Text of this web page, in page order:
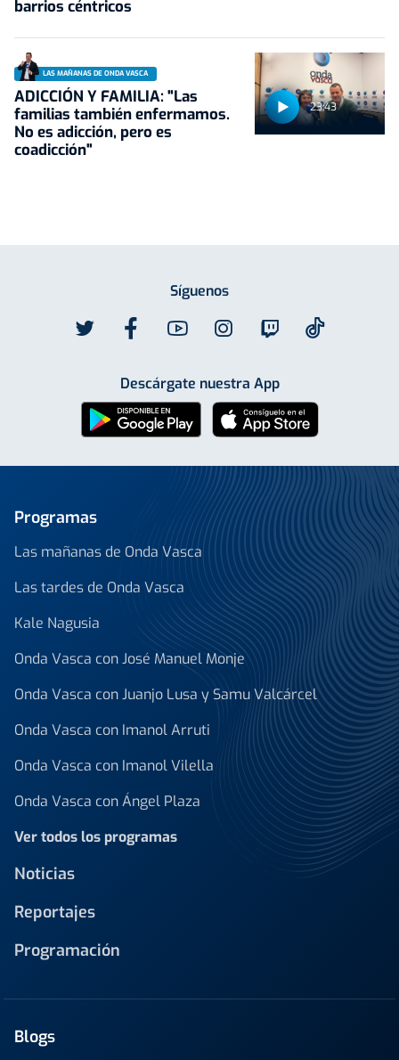
barrios céntricos
23:43
LAS MAÑANAS DE ONDA VASCA
ADICCIÓN Y FAMILIA: "Las
familias también enfermamos.
No es adicción, pero es
coadicción"
Síguenos
Descárgate nuestra App
Programas
Las mañanas de Onda Vasca
Las tardes de Onda Vasca
Kale Nagusia
Onda Vasca con José Manuel Monje
Onda Vasca con Juanjo Lusa y Samu Valcárcel
Onda Vasca con Imanol Arruti
Onda Vasca con Imanol Vilella
Onda Vasca con Ángel Plaza
Ver todos los programas
Noticias
Reportajes
Programación
Blogs